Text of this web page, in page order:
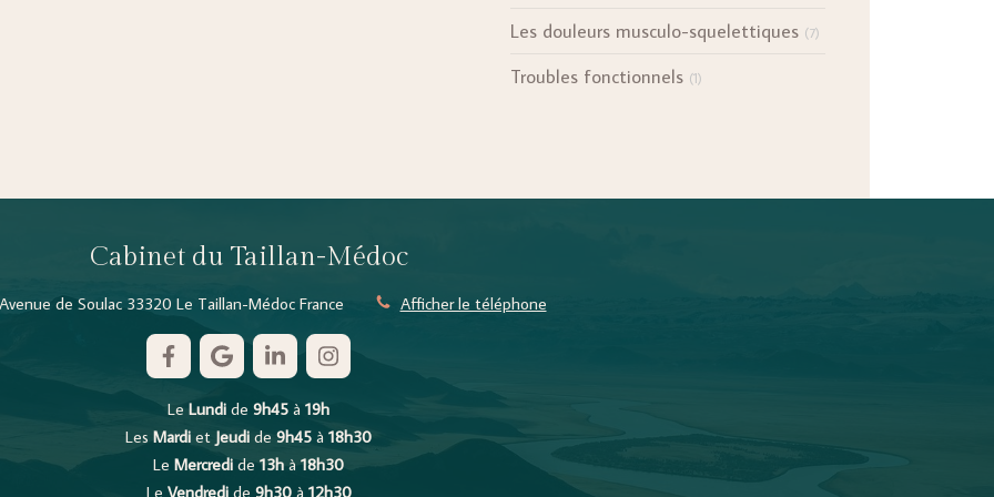
Les douleurs musculo-squelettiques (7)
Troubles fonctionnels (1)
Cabinet du Taillan-Médoc
de Soulac 33320 Le Taillan-Médoc France Afficher le téléphone
Le Lundi de 9h45 à 19h
Les Mardi et Jeudi de 9h45 à 18h30
Le Mercredi de 13h à 18h30
Le Vendredide 9h30à 12h30